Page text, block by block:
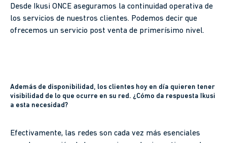
Desde Ikusi ONCE aseguramos la continuidad operativa de
los servicios de nuestros clientes. Podemos decir que
ofrecemos un servicio post venta de primerísimo nivel.
Además de disponibilidad, los clientes hoy en día quieren tener
visibilidad de lo que ocurre en su red. ¿Cómo da respuesta Ikusi
a esta necesidad?
Efectivamente, las redes son cada vez más esenciales